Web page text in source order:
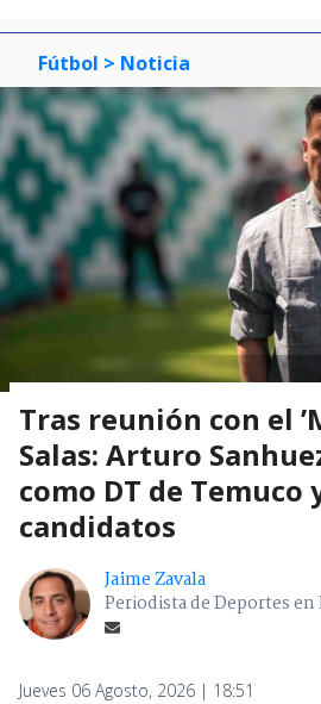
Fútbol > Noticia
Tras reunión con el
Salas: Arturo
como DT de Temuco
candidatos
Jaime Zavala
Periodista de Deportes
Jueves 06 Agosto, 2026 | 18:51